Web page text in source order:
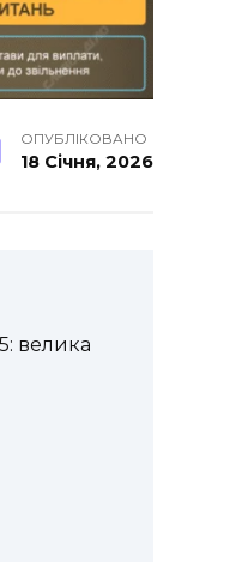
ОПУБЛІКОВАНО
18 Січня, 2026
велика